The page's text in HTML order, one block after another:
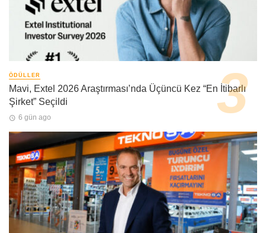
ÖDÜLLER
Mavi, Extel 2026 Araştırması’nda Üçüncü Kez “En İtibarlı
Şirket” Seçildi
6 gün ago